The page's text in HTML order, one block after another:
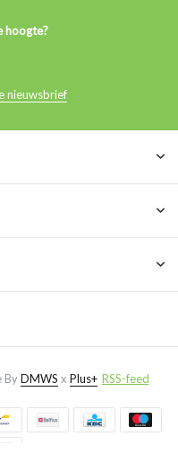
hoogte?
nieuwsbrief
ByDMWS x Plus+ RSS-feed